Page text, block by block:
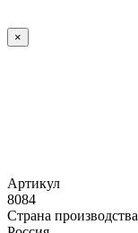
×
Артикул
8084
Страна производства